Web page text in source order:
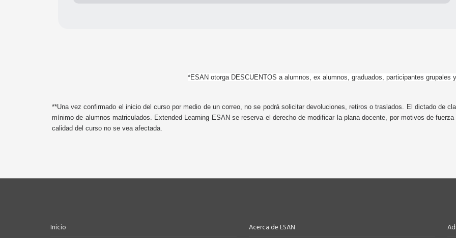
*ESAN otorga DESCUENTOS a alumnos, ex alumnos, graduados, participantes grupales
**Una vez confirmado el inicio del curso por medio de un correo, no se podrá solicitar devoluciones, retiros o traslados. El dictado de
mínimo de alumnos matriculados. Extended Learning ESAN se reserva el derecho de modificar la plana docente, por motivos de
calidad del curso no se vea afectada.
Inicio
Acerca de ESAN